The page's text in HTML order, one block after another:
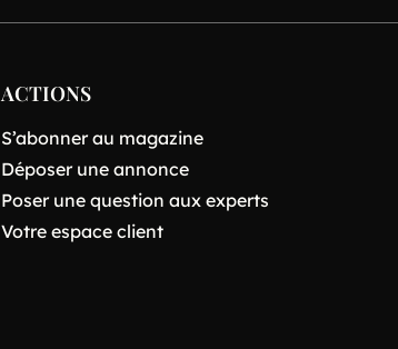
ACTIONS
S’abonner au magazine
Déposer une annonce
Poser une question aux experts
Votre espace client